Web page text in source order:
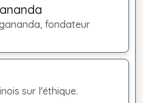
fondateur
sur l'éthique.